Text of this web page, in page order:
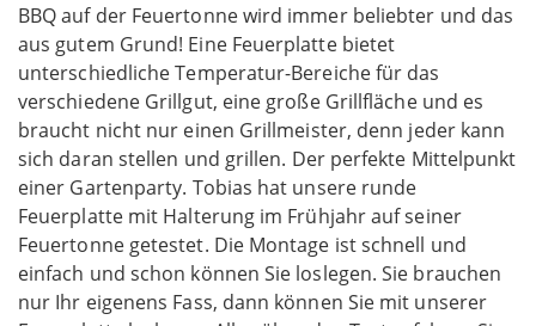
BBQ auf der Feuertonne wird immer beliebter und das
aus gutem Grund! Eine Feuerplatte bietet
unterschiedliche Temperatur-Bereiche für das
verschiedene Grillgut, eine große Grillfläche und es
braucht nicht nur einen Grillmeister, denn jeder kann
sich daran stellen und grillen. Der perfekte Mittelpunkt
einer Gartenparty. Tobias hat unsere runde
Feuerplatte mit Halterung im Frühjahr auf seiner
Feuertonne getestet. Die Montage ist schnell und
einfach und schon können Sie loslegen. Sie brauchen
nur Ihr eigenens Fass, dann können Sie mit unserer